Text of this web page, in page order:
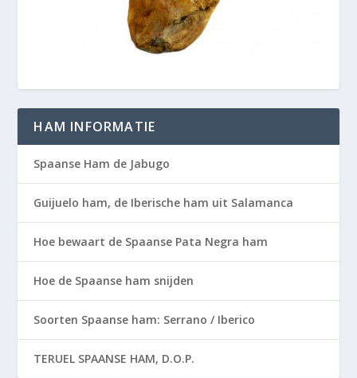
HAM INFORMATIE
Spaanse Ham de Jabugo
Guijuelo ham, de Iberische ham uit Salamanca
Hoe bewaart de Spaanse Pata Negra ham
Hoe de Spaanse ham snijden
Soorten Spaanse ham: Serrano / Iberico
TERUEL SPAANSE HAM, D.O.P.